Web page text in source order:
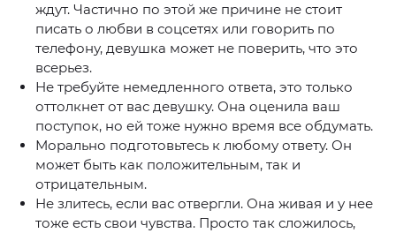
ждут. Частично по этой же причине не стоит
писать о любви в соцсетях или говорить по
телефону, девушка может не поверить, что это
всерьез.
Не требуйте немедленного ответа, это только
оттолкнет от вас девушку. Она оценила ваш
поступок, но ей тоже нужно время все обдумать.
Морально подготовьтесь к любому ответу. Он
может быть как положительным, так и
отрицательным.
Не злитесь, если вас отвергли. Она живая и у нее
тоже есть свои чувства. Просто так сложилось,